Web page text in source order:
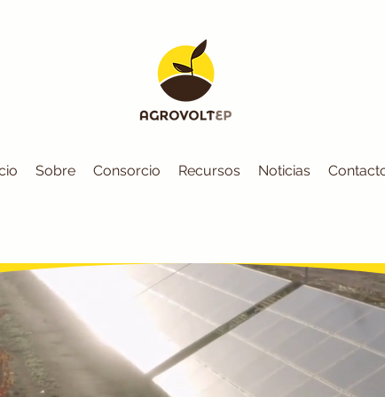
Sobre Consorcio Recursos Noticias